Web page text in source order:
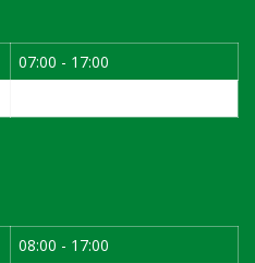
07:00 - 17:00
08:00 - 17:00